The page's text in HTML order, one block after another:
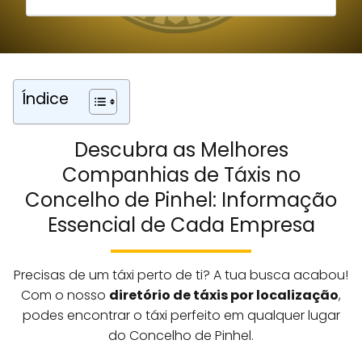
Índice
Descubra as Melhores
Companhias de Táxis no
Concelho de Pinhel: Informação
Essencial de Cada Empresa
Precisas de um táxi perto de ti? A tua busca acabou!
Com o nosso diretório de táxis por localização,
podes encontrar o táxi perfeito em qualquer lugar
do Concelho de Pinhel.